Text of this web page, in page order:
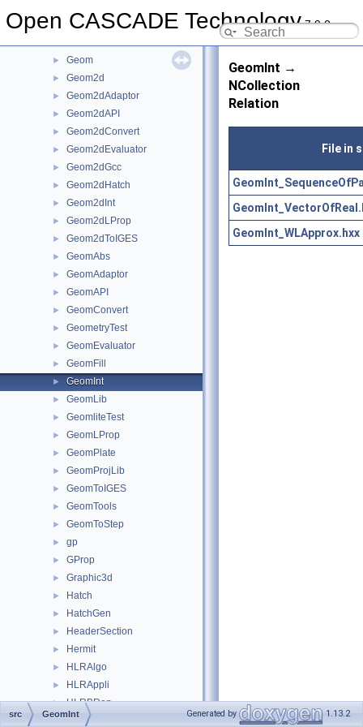
Open CASCADE Technology7.9.0
GCE2d
► Geom
► Geom2d
► Geom2dAdaptor
► Geom2dAPI
► Geom2dConvert
► Geom2dEvaluator
► Geom2dGcc
► Geom2dHatch
► Geom2dInt
► Geom2dLProp
► Geom2dToIGES
► GeomAbs
► GeomAdaptor
► GeomAPI
► GeomConvert
► GeometryTest
► GeomEvaluator
► GeomFill
► GeomInt
► GeomLib
► GeomliteTest
► GeomLProp
► GeomPlate
► GeomProjLib
► GeomToIGES
► GeomTools
► GeomToStep
► gp
► GProp
► Graphic3d
► Hatch
► HatchGen
► HeaderSection
► Hermit
► HLRAlgo
► HLRAppli
► HLRBRep
► HLRTest
GeomInt →
NCollection
Relation
File in
GeomInt_WLApprox.hxx
src GeomInt Generated by 1.13.2